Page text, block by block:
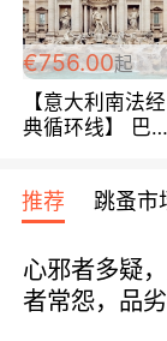
€756.00起
【意大利南法经
典循环线】 巴黎
宾馆 108欧/天
全程756欧/位
推荐 跳蚤市
心邪者多疑
者常怨，品